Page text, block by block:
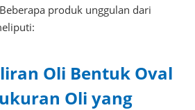
produk unggulan dari
Oli Bentuk Oval
Oli yang